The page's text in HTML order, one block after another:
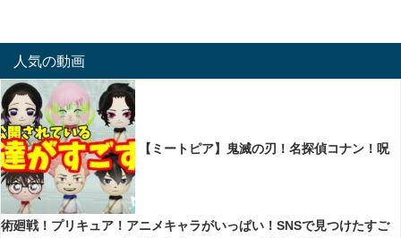
人気の動画
【ミートピア】鬼滅の刃！名探偵コナン！呪
術廻戦！プリキュア！アニメキャラがいっぱい！SNSで見つけたすご